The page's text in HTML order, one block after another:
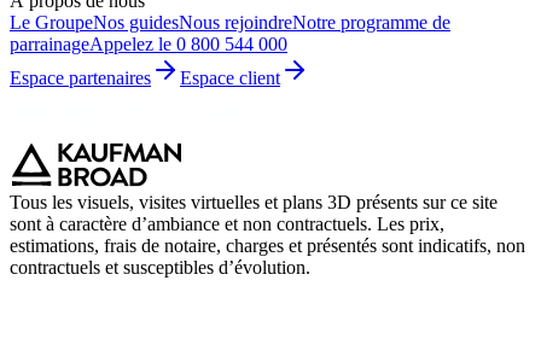
Le GroupeNos guidesNous rejoindreNotre programme de
parrainageAppelez le 0 800 544 000
Espace partenaires
Espace client
Tous les visuels, visites virtuelles et plans 3D présents sur ce site
sont à caractère d’ambiance et non contractuels. Les prix,
estimations, frais de notaire, charges et présentés sont indicatifs, non
contractuels et susceptibles d’évolution.